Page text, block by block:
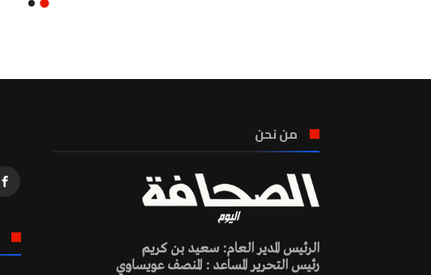
من نحن
الرئيس المدير العام: سعيد بن كريم
رئيس التحرير المساعد : المنصف عويساوي